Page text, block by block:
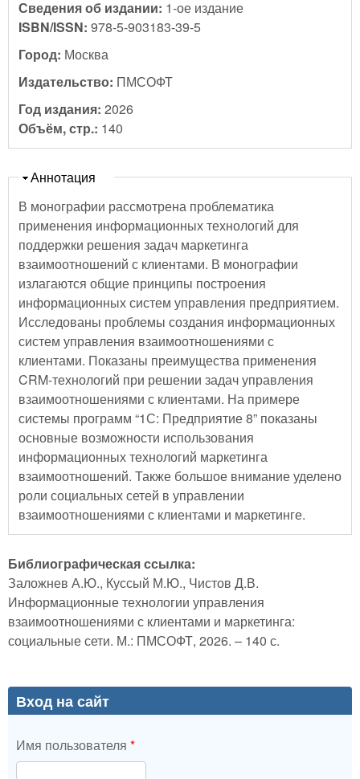
Сведения об издании: 1-ое издание
ISBN/ISSN: 978-5-903183-39-5
Город: Москва
Издательство: ПМСОФТ
Год издания: 2026
Объём, стр.: 140
Скрыть
Аннотация
В монографии рассмотрена проблематика
применения информационных технологий для
поддержки решения задач маркетинга
взаимоотношений с клиентами. В монографии
излагаются общие принципы построения
информационных систем управления предприятием.
Исследованы проблемы создания информационных
систем управления взаимоотношениями с
клиентами. Показаны преимущества применения
CRM-технологий при решении задач управления
взаимоотношениями с клиентами. На примере
системы программ “1С: Предприятие 8” показаны
основные возможности использования
информационных технологий маркетинга
взаимоотношений. Также большое внимание уделено
роли социальных сетей в управлении
взаимоотношениями с клиентами и маркетинге.
Библиографическая ссылка:
Заложнев А.Ю., Куссый М.Ю., Чистов Д.В.
Информационные технологии управления
взаимоотношениями с клиентами и маркетинга:
социальные сети. М.: ПМСОФТ, 2026. – 140 с.
Вход на сайт
Имя пользователя *